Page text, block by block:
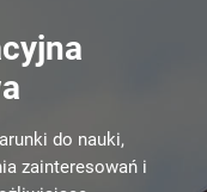
do nauki,
zainteresowań i